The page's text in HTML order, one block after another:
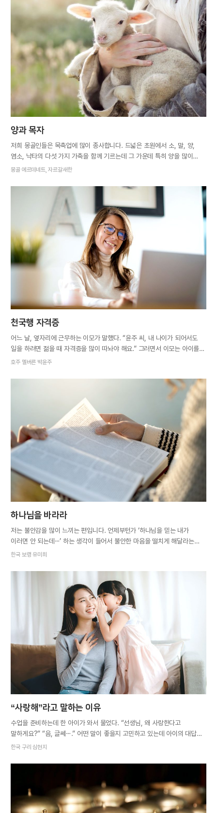
매년 진행하는 헌혈 행사에도 딱 두 차례밖에 참여하지 못했다. 은근히
걱정됐다. 일주일에 이틀 정도는 건너뛸까 생각도 했지만 몸이 적응되면
정상 체중으로 돌아서겠지 하며 계속 진행했다. 예수님께서는 항상 미명에
산에 올라가 기도로 하루를 여셨다. 하늘 아버지께서는 37년 복음 생애를
새벽 기도로 시작하셨다. 지금 이 순간 하늘 어머니께서도 전 세계 자녀들을
위해 고단한 희생의 여정을 이어가시고 있지 않은가. 새벽 기도는 유약한 내
자신의 영육 간 잠을 깨우는 자명종 역할을 했다. 새벽 기도를 3개월가량…
양과 목자
저희 몽골인들은 목축업에 많이 종사합니다. 드넓은 초원에서 소, 말, 양,
염소, 낙타의 다섯 가지 가축을 함께 기르는데 그 가운데 특히 양을 많이
칩니다. 한 집에서 양을 보통 천 마리 이상 키웁니다. 양들의 색깔도 하얀색,
대학생이 되어 울란바토르시로 나오기 전까지 헨티 아이막(도) 바얀뭉흐 솜
(군)에서 어린 시절을 보냈습니다. 평소에는 학교를 다니느라 부모님과
떨어져 살다가 여름방학에는 시골집에 들어와 목자이신 부모님을
따라다니며 방목지에서 함께 양을 쳤습니다. 그런 생활환경과 경험을 통해
저는 성경에서 우리와 하나님의 사이를 양과 목자로, 거짓 선지자를 늑대로
비유하신 하나님의 놀라운 섭리를 깨닫게 되었습니다. 양은 봄에 새끼를
낳습니다. 이 시기에 목자들은 가장 바빠집니다. 양이 많은 집에서는
500마리가 넘는 양들이 새끼를 낳는데 이때 목자들은 밤잠을 줄이면서
수시로 외양간에 드나듭니다. 양이 언제 새끼를 낳을지 모르는…
몽골 에르데네트, 자르갈새한
천국행 자격증
어느 날, 옆자리에 근무하는 이모가 말했다. “윤주 씨, 내 나이가 되어서도
일을 하려면 젊을 때 자격증을 많이 따놔야 해요.” 그러면서 이모는 아이를
낳고 취업이 어려워 1년 동안 인터넷 강의를 듣고 실습을 나가 겨우겨우
적이 있다. 이 땅의 유한한 삶을 위해 자격증을 따는 사람들이 있는 것처럼,
천국에서의 영원한 삶을 위해서도 자격이 필요하다고 했다. 바로 하늘
아버지 어머니께서 허락해주신 새 언약을 지키는 것이다. 많은 사람에게
알려주고 싶다. 하나님께서 허락하시는 천국행 자격증을 받자고.
호주 멜버른 박윤주
하나님을 바라라
저는 불안감을 많이 느끼는 편입니다. 언제부턴가 ‘하나님을 믿는 내가
이러면 안 되는데⋯’ 하는 생각이 들어서 불안한 마음을 떨치게 해달라는
기도를 드렸습니다. 기도 때문이었을까요? 얼마 뒤 무심코 성경을 펼쳤는데
어찌하여 내 속에서 불안하여 하는고 너는 하나님을 바라라 나는 내 얼굴을
도우시는 내 하나님을 오히려 찬송하리로다” 시 42편 11절 불안은 대체로
불확실한 미래에 대한 걱정에서 비롯됩니다. 그러니 미래를 주관하시는
하나님께 소망을 두면 불안해할 이유가 없습니다. 이날 이후 불안감이
생기려 할 때면 이 말씀을 떠올리며 오히려 하나님을 찬송합니다. 저를
도우시는 하늘 아버지 어머니께 감사드리는 마음으로요.
한국 보령 유미희
“사랑해”라고 말하는 이유
수업을 준비하는데 한 아이가 와서 물었다. “선생님, 왜 사랑한다고
말하게요?” “음, 글쎄⋯.” 어떤 말이 좋을지 고민하고 있는데 아이의 대답이
들려왔다. “사랑하니까요.” 이 말을 듣는 순간 내가 떠올리던 수많은
거창한 이유가 필요하지 않다. 영육 간 가족에게 사랑한다고 말해야겠다.
한국 구리 심현지